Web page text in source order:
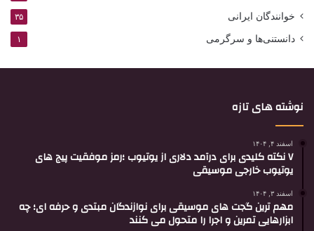
خوانندگان ایرانی ۳۵
دانستنی‌ها و سرگرمی ۱
نوشته های تازه
اسفند ۴, ۱۴۰۴
۷ نکته کلیدی برای درآمد دلاری از یوتیوب ؛رمز موفقیت پیج های
یوتیوب خارجی موسیقی
اسفند ۳, ۱۴۰۴
مهم ترین گجت های موسیقی برای نوازندگان مبتدی و حرفه ای؛ چه
ابزارهایی تمرین و اجرا را متحول می کنند